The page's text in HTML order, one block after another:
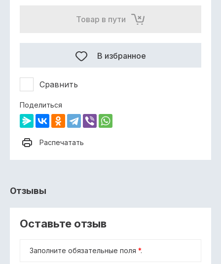
Товар в пути
Сравнить
В избранное
Поделиться
Распечатать
Отзывы
Оставьте отзыв
Заполните обязательные поля *.